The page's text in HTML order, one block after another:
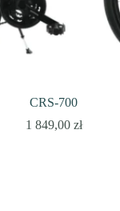
CRS-700
1 849,00 zł